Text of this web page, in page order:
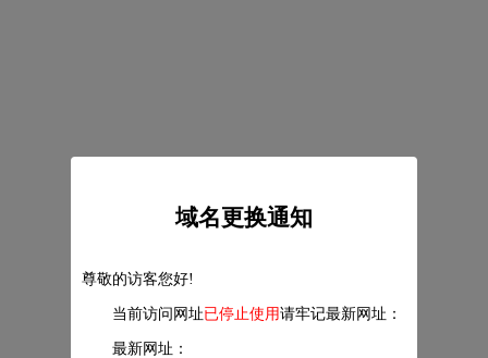
域名更换通知
尊敬的访客您好!
当前访问网址已停止使用请牢记最新网址：
最新网址：